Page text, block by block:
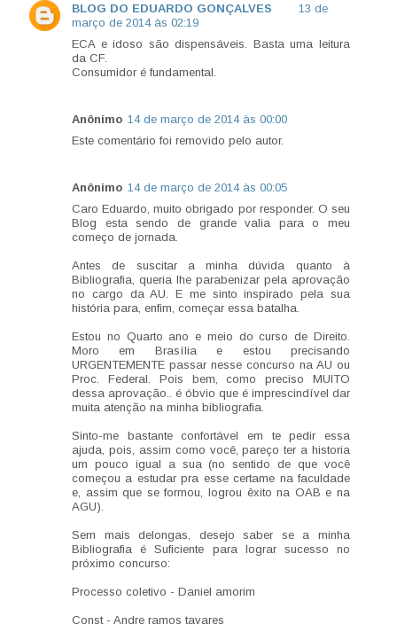
BLOG DO EDUARDO GONÇALVES
13 de
março de 2014 às 02:19
ECA e idoso são dispensáveis. Basta uma leitura
da CF.
Consumidor é fundamental.
Anônimo 14 de março de 2014 às 00:00
Este comentário foi removido pelo autor.
Anônimo 14 de março de 2014 às 00:05
Caro Eduardo, muito obrigado por responder. O seu
Blog esta sendo de grande valia para o meu
começo de jornada.
Antes de suscitar a minha dúvida quanto à
Bibliografia, queria lhe parabenizar pela aprovação
no cargo da AU. E me sinto inspirado pela sua
história para, enfim, começar essa batalha.
Estou no Quarto ano e meio do curso de Direito.
Moro em Brasília e estou precisando
URGENTEMENTE passar nesse concurso na AU ou
Proc. Federal. Pois bem, como preciso MUITO
dessa aprovação.. é óbvio que é imprescindível dar
muita atenção na minha bibliografia.
Sinto-me bastante confortável em te pedir essa
ajuda, pois, assim como você, pareço ter a historia
um pouco igual a sua (no sentido de que você
começou a estudar pra esse certame na faculdade
e, assim que se formou, logrou êxito na OAB e na
AGU).
Sem mais delongas, desejo saber se a minha
Bibliografia é Suficiente para lograr sucesso no
próximo concurso:
Processo coletivo - Daniel amorim
Const - Andre ramos tavares